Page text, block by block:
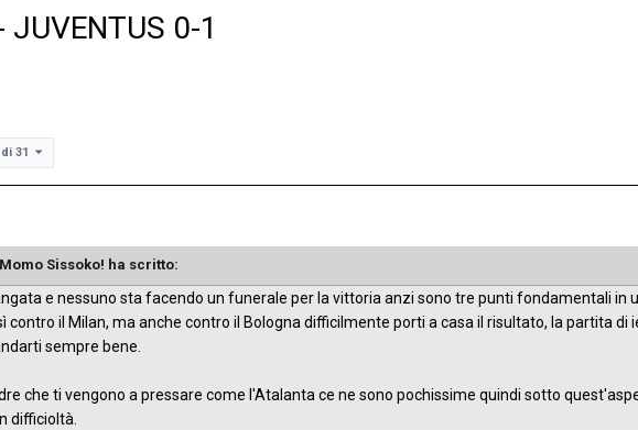
0-1
31
Momo Sissoko! ha scritto:
e nessuno sta facendo un funerale per la vittoria anzi sono tre punti fondamentali in
contro il Milan, ma anche contro il Bologna difficilmente porti a casa il risultato, la partita di
sempre bene.
che ti vengono a pressare come l'Atalanta ce ne sono pochissime quindi sotto
difficioltà.